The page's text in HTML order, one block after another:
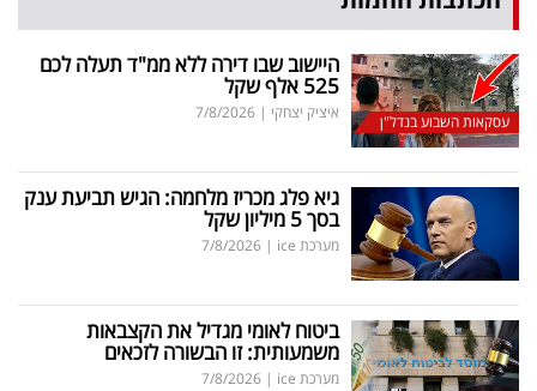
עסקאות השבוע בנדל"ן
היישוב שבו דירה ללא ממ"ד תעלה לכם
525 אלף שקל
איציק יצחקי |
7/8/2026
גיא פלג מכריז מלחמה: הגיש תביעת ענק
בסך 5 מיליון שקל
מערכת ice |
7/8/2026
ביטוח לאומי מגדיל את הקצבאות
משמעותית: זו הבשורה לזכאים
מערכת ice |
7/8/2026